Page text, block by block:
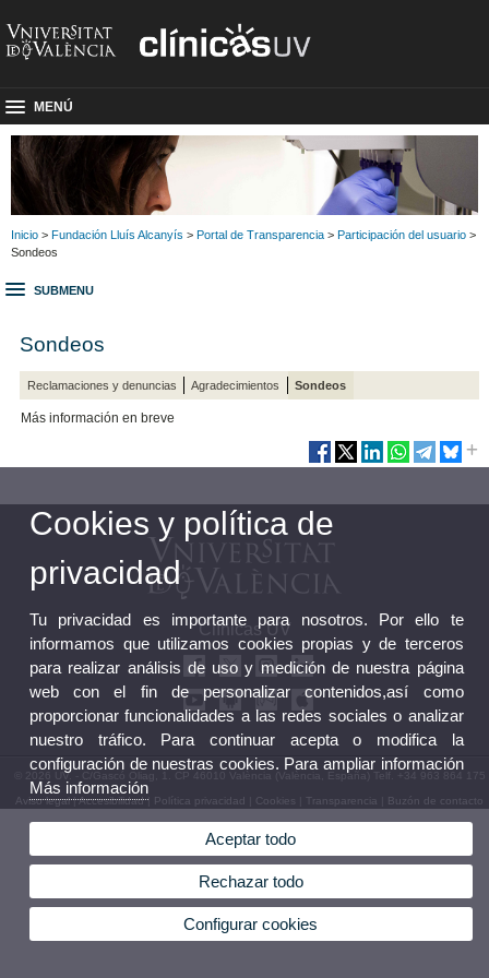
MENÚ
Inicio > Fundación Lluís Alcanyís > Portal de Transparencia > Participación del usuario >
Sondeos
SUBMENU
Sondeos
Reclamaciones y denuncias Agradecimientos Sondeos
Más información en breve
Clínicas UV
© 2026 UV. - C/Gascó Oliag, 1. CP 46010 València (València, España) Telf. +34 963 864 175
Aviso legal|Accesibilidad| Política privacidad Cookies Transparencia Buzón de contacto
Cookies y política de
privacidad
Tu privacidad es importante para nosotros. Por ello te
informamos que utilizamos cookies propias y de terceros
para realizar análisis de uso y medición de nuestra página
web con el fin de personalizar contenidos,así como
proporcionar funcionalidades a las redes sociales o analizar
nuestro tráfico. Para continuar acepta o modifica la
configuración de nuestras cookies. Para ampliar información
Más información
Aceptar todo
Rechazar todo
Configurar cookies